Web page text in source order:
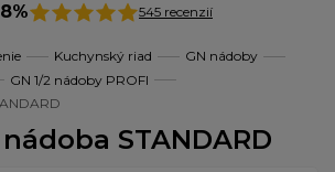
545 recenzií
Kuchynský riad
GN nádoby
GN 1/2 nádoby PROFI
STANDARD